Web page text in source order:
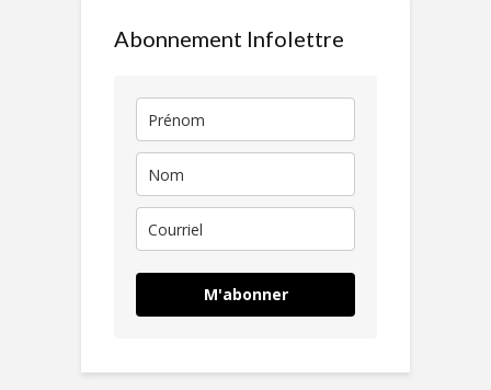
Abonnement Infolettre
M'abonner